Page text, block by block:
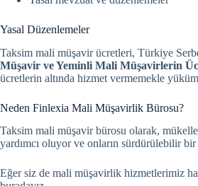
Yasal Düzenlemeler
Taksim mali müşavir ücretleri, Türkiye
Müşavir ve Yeminli Mali Müşavirlerin
ücretlerin altında hizmet vermemekle
Neden Finlexia Mali Müşavirlik Bürosu?
Taksim mali müşavir bürosu olarak,
yardımcı oluyor ve onların sürdürülebilir
Eğer siz de mali müşavirlik hizmetlerimiz